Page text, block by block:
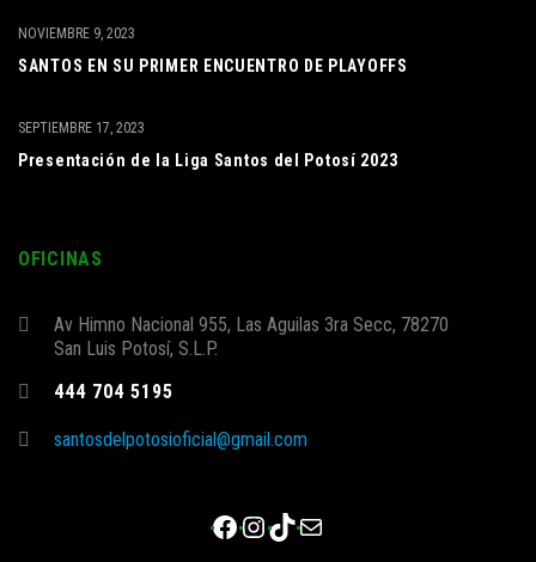
SANTOS EN SU PRIMER ENCUENTRO DE PLAYOFFS
NOVIEMBRE 9, 2023
Presentación de la Liga Santos del Potosí 2023
SEPTIEMBRE 17, 2023
OFICINAS
Av Himno Nacional 955, Las Aguilas 3ra Secc, 78270
San Luis Potosí, S.L.P.
444 704 5195
santosdelpotosioficial@gmail.com
Facebook
Instagram
TikTok
Correo electrónico